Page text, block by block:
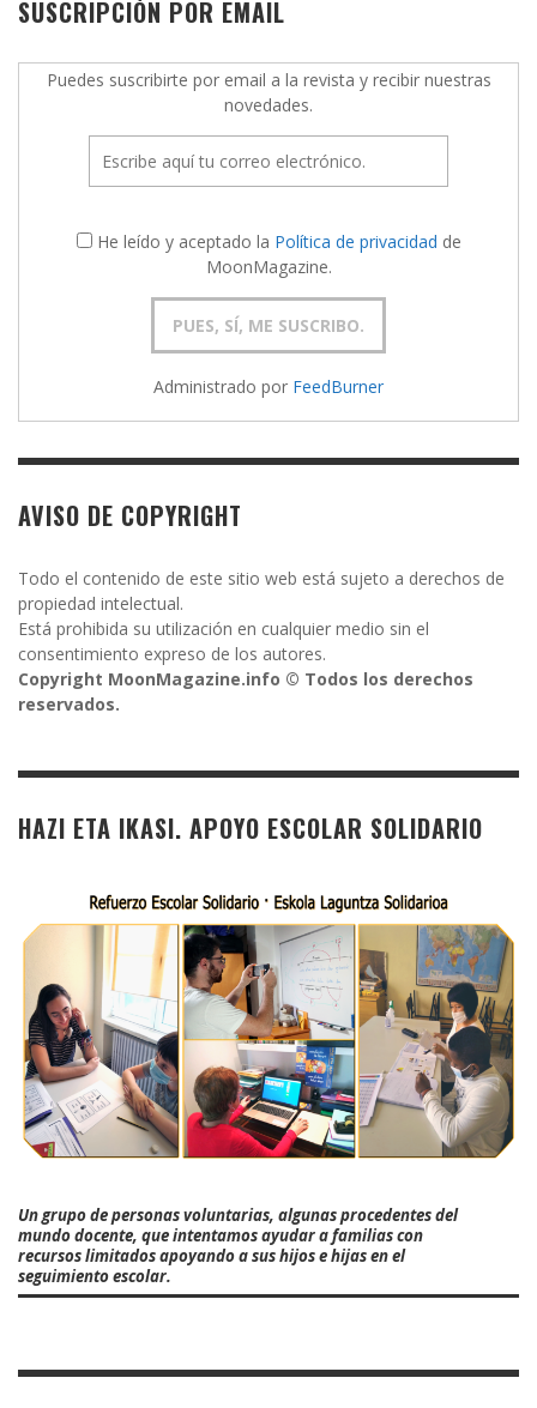
SUSCRIPCIÓN POR EMAIL
Puedes suscribirte por email a la revista y recibir nuestras
novedades.
He leído y aceptado la Política de privacidad de
MoonMagazine.
Administrado por FeedBurner
AVISO DE COPYRIGHT
Todo el contenido de este sitio web está sujeto a derechos de
propiedad intelectual.
Está prohibida su utilización en cualquier medio sin el
consentimiento expreso de los autores.
Copyright MoonMagazine.info © Todos los derechos
reservados.
HAZI ETA IKASI. APOYO ESCOLAR SOLIDARIO
Un grupo de personas voluntarias, algunas procedentes del
mundo docente, que intentamos ayudar a familias con
recursos limitados apoyando a sus hijos e hijas en el
seguimiento escolar.